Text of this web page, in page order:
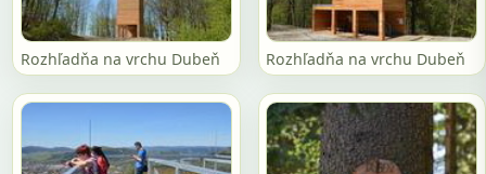
Rozhľadňa na vrchu Dubeň Rozhľadňa na vrchu Dubeň